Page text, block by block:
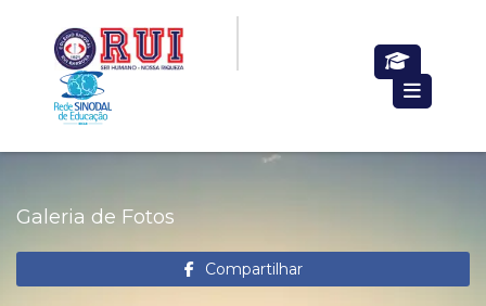
Galeria de Fotos
Compartilhar